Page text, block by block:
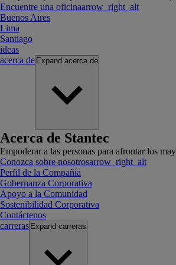
Encuentre una oficinaarrow_right_alt
Buenos Aires
Lima
Santiago
ideas
acerca de Expand acerca de
Acerca de Stantec
Empoderar a las personas para afrontar los
Conozca sobre nosotrosarrow_right_alt
Perfil de la Compañía
Gobernanza Corporativa
Apoyo a la Comunidad
Sostenibilidad Corporativa
Contáctenos
carreras Expand carreras